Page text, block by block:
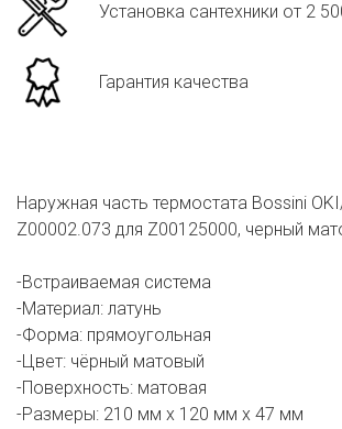
Установка сантехники от 2
Гарантия качества
Наружная часть термостата Bossini
Z00002.073 для Z00125000, черный
-Встраиваемая система
-Материал: латунь
-Форма: прямоугольная
-Цвет: чёрный матовый
-Поверхность: матовая
-Размеры: 210 мм х 120 мм х 47 мм